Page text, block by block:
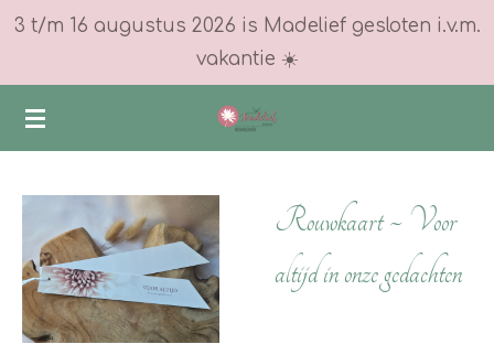
Ga
naar
de
hoofdinhoud
3 t/m 16 augustus 2026 is Madelief gesloten i.v.m.
vakantie ☀️
Rouwkaart ~ Voor
altijd in onze gedachten